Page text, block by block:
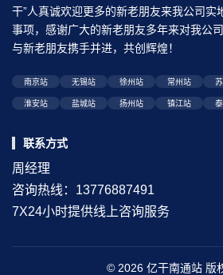
干”人真诚欢迎更多的新老朋友来我公司实
事项，感谢广大的新老朋友多年来对我公
与新老朋友携手并进，共创辉煌！
南京站 无锡站 徐州站 常州站
淮安站 盐城站 扬州站 镇江站
联系方式
周经理
咨询热线：13776887491
7X24小时提供线上咨询服务
© 2026 亿干南通站 版